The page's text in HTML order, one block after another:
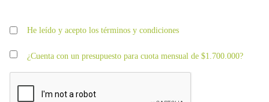
He leído y acepto los términos y condiciones
¿Cuenta con un presupuesto para cuota mensual de $1.700.000?